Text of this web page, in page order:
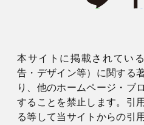
本サイトに掲載されてい
告・デザイン等）に関する
り、他のホームページ・ブ
することを禁止します。引
る等して当サイトからの引